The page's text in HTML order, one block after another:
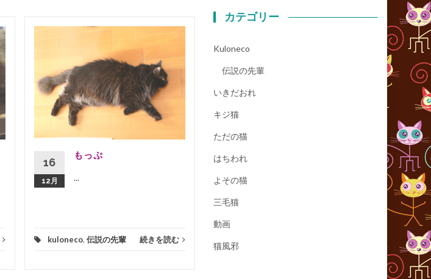
16
12月
もっぷ
...
kuloneco, 伝説の先輩 続きを読む
16
11月
12
11月
カテゴリー
Kuloneco
伝説の先輩
いきだおれ
キジ猫
ただの猫
はちわれ
よその猫
三毛猫
動画
猫風邪